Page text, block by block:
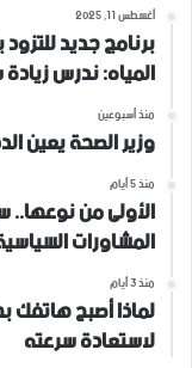
أغسطس 11, 2025
برنامج جديد
المياه: ندرس
منذ أسبوعين
وزير الصحة يعين
منذ 5 أيام
الأولى من نوعها..
المشاورات
منذ 3 أيام
لاستعادة سرعته